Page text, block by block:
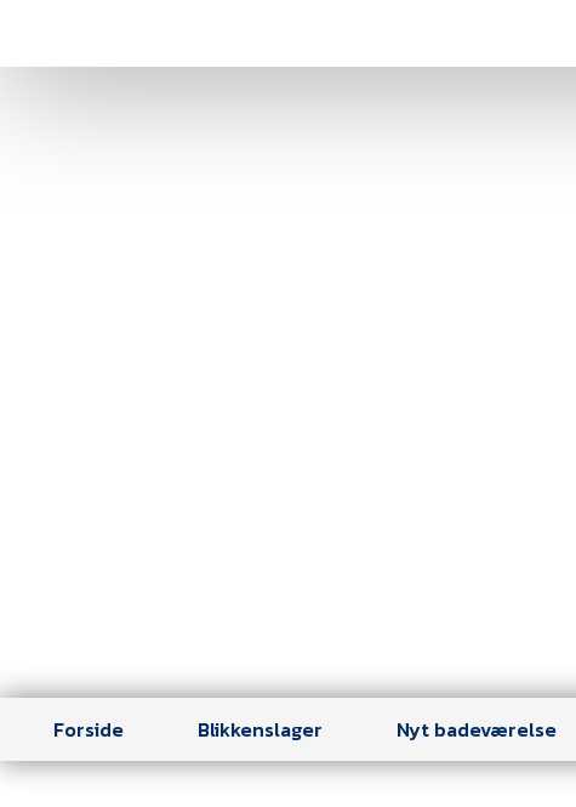
Forside Blikkenslager Nyt badeværelse